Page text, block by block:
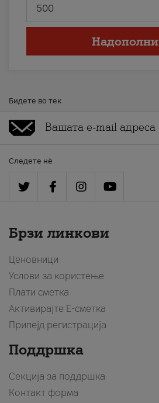
Надополни
Бидете во тек
Следете нè
Брзи линкови
Ценовници
Услови за користење
Плати сметка
Активирајте Е-сметка
Припејд регистрација
Поддршка
Секција за поддршка
Контакт форма